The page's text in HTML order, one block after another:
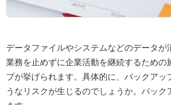
データファイルやシステムなどのデータが
業務を止めずに企業活動を継続するための
プが挙げられます。具体的に、バックアッ
うなリスクが生じるのでしょうか。バック